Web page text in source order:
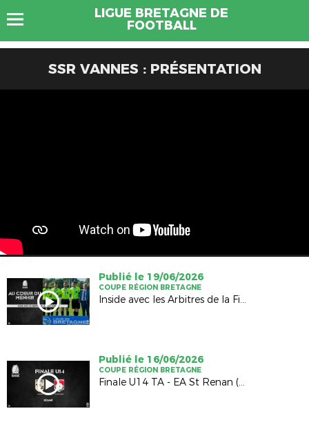
LIGUE BRETAGNE DE
FOOTBALL
SSR VANNES : PRÉSENTATION
Publié le 19/06/2026
COUPE RÉGION BRETAGNE
Inside avec les Arbitres de la Finale Hommes
Publié le 16/06/2026
COUPE RÉGION BRETAGNE
Finale U14 TA - EA St Renan (1-1; 4-5 TAB)